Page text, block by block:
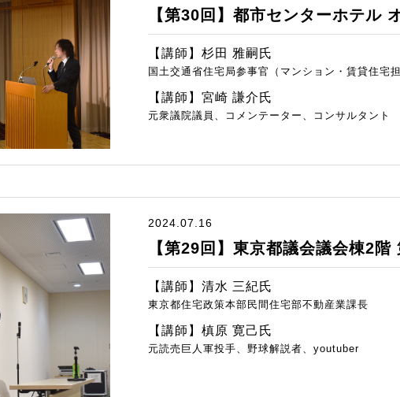
【第30回】都市センターホテル
【講師】杉田 雅嗣氏
国土交通省住宅局参事官（マンション・賃貸住宅担
【講師】宮崎 謙介氏
元衆議院議員、コメンテーター、コンサルタント
2024.07.16
【第29回】東京都議会議会棟2階
【講師】清水 三紀氏
東京都住宅政策本部民間住宅部不動産業課長
【講師】槙原 寛己氏
元読売巨人軍投手、野球解説者、youtuber